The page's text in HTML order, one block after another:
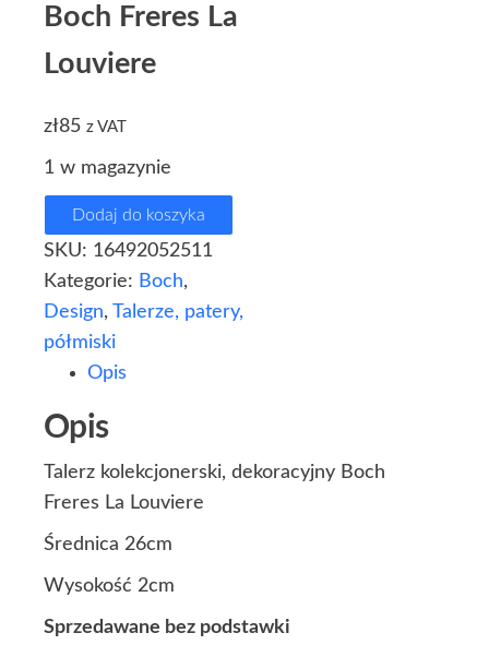
Boch Freres La
Louviere
zł85 z VAT
1 w magazynie
Dodaj do koszyka
SKU: 16492052511
Kategorie: Boch,
Design,
Talerze, patery,
półmiski
Opis
Opis
Talerz kolekcjonerski, dekoracyjny Boch
Freres La Louviere
Średnica 26cm
Wysokość 2cm
Sprzedawane bez podstawki